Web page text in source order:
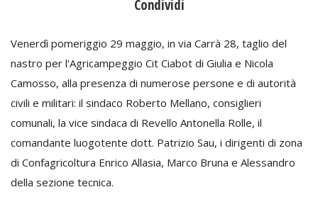
Condividi
Venerdì pomeriggio 29 maggio, in via Carrà 28, taglio del
nastro per l'Agricampeggio Cit Ciabot di Giulia e Nicola
Camosso, alla presenza di numerose persone e di autorità
civili e militari: il sindaco Roberto Mellano, consiglieri
comunali, la vice sindaca di Revello Antonella Rolle, il
comandante luogotente dott. Patrizio Sau, i dirigenti di zona
di Confagricoltura Enrico Allasia, Marco Bruna e Alessandro
della sezione tecnica.